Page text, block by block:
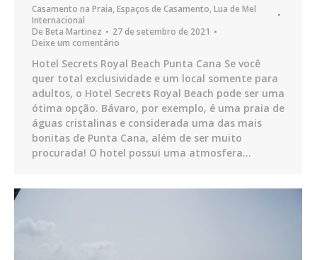
Casamento na Praia,Espaços de Casamento,Lua de Mel
Internacional
De Beta Martinez
27 de setembro de 2021
Deixe um comentário
Hotel Secrets Royal Beach Punta Cana Se você
quer total exclusividade e um local somente para
adultos, o Hotel Secrets Royal Beach pode ser uma
ótima opção. Bávaro, por exemplo, é uma praia de
águas cristalinas e considerada uma das mais
bonitas de Punta Cana, além de ser muito
procurada! O hotel possui uma atmosfera…